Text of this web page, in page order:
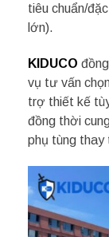
tiêu chuẩn/
lớn).
KIDUCO
vụ tư vấn
trợ thiết kế
đồng thời
phụ tùng thay